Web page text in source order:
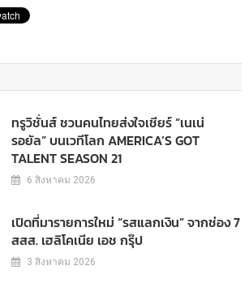
ทรูวิชั่นส์ ชวนคนไทยส่งใจเชียร์ “เนเน่
รอยัล” บนเวทีโลก AMERICA’S GOT
TALENT SEASON 21
6 สิงหาคม 2026
เปิดที่มารายการใหม่ “รสแลกเงิน” จากช่อง 7
สสส. เฮลิโคเนีย เอช กรุ๊ป
3 สิงหาคม 2026